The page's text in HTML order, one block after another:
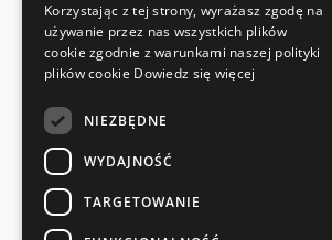
SNELLE EN EENVOUDIGE RETOUR
Retourservice
RECHTSTREEKS VAN DE FABRIKANT
Speciale kwaliteitscontrole
Korzystając z tej strony, wyrażasz zgodę na
używanie przez nas wszystkich plików
cookie zgodnie z warunkami naszej polityki
plików cookie Dowiedz się więcej
NIEZBĘDNE
WYDAJNOŚĆ
TARGETOWANIE